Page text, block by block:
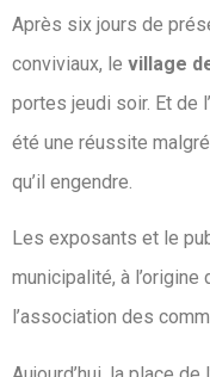
Après six jours de
conviviaux, le village
portes jeudi soir. Et de
été une réussite
qu’il engendre.
Les exposants et le
municipalité, à
l’association des